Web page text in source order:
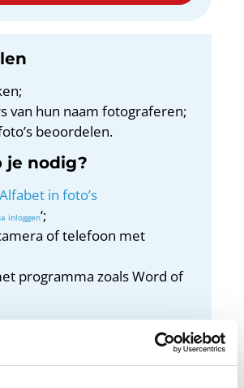
van hun naam fotograferen;
beoordelen.
je nodig?
Alfabet in foto’s
‘;
of telefoon met
programma zoals Word of
docentenhandleiding